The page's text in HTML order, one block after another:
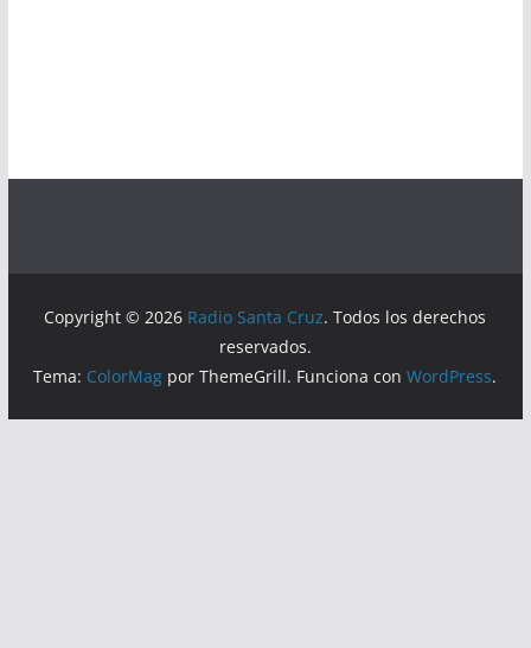
Copyright © 2026 Radio Santa Cruz. Todos los derechos
reservados.
Tema: ColorMag por ThemeGrill. Funciona conWordPress.